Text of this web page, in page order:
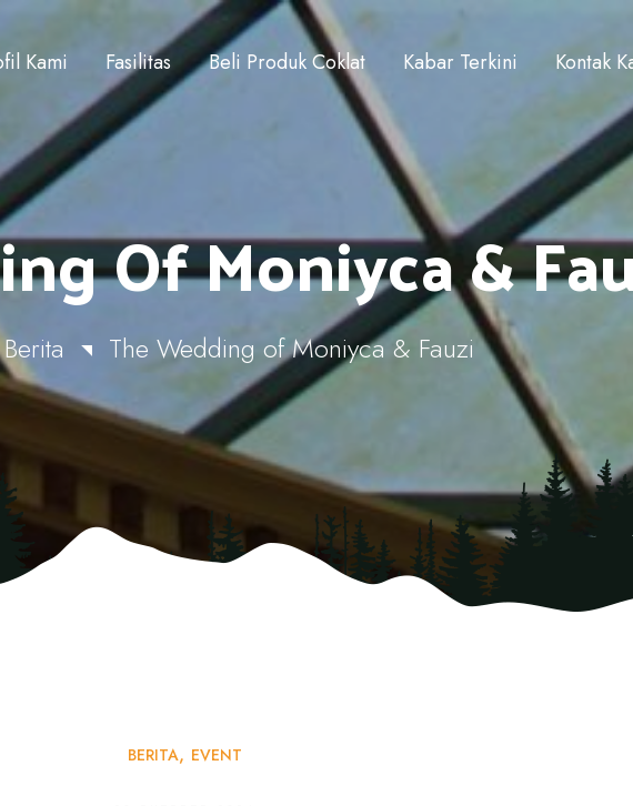
Kami Fasilitas Beli Produk Coklat Kabar Terkini Kontak
Of Moniyca &
Berita The Wedding of Moniyca & Fauzi
BERITA EVENT